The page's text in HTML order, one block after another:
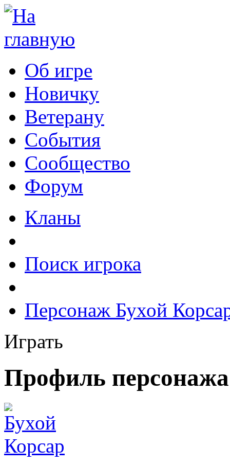
Об игре
Новичку
Ветерану
События
Сообщество
Форум
Кланы
Поиск игрока
Персонаж Бухой
Играть
Профиль